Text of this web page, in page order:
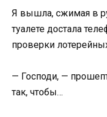
Я вышла, сжимая в
туалете достала
проверки
— Господи, —
так, чтобы…